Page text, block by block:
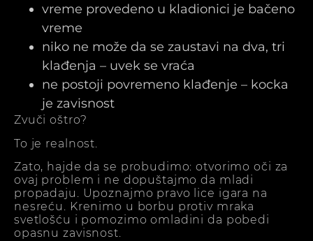
vreme provedeno u kladionici je bačeno
vreme
niko ne može da se zaustavi na dva, tri
klađenja – uvek se vraća
ne postoji povremeno klađenje – kocka
je zavisnost
Zvuči oštro?
To je realnost.
Zato, hajde da se probudimo: otvorimo oči za
ovaj problem i ne dopuštajmo da mladi
propadaju. Upoznajmo pravo lice igara na
nesreću. Krenimo u borbu protiv mraka
svetlošću i pomozimo omladini da pobedi
opasnu zavisnost.